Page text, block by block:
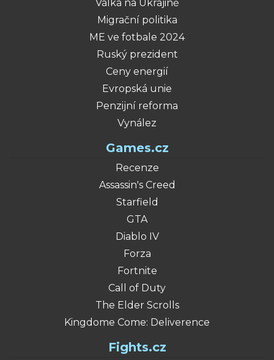
Válka na Ukrajině
Migrační politika
ME ve fotbale 2024
Ruský prezident
Ceny energií
Evropská unie
Penzijní reforma
Vynález
Games.cz
Recenze
Assassin's Creed
Starfield
GTA
Diablo IV
Forza
Fortnite
Call of Duty
The Elder Scrolls
Kingdome Come: Deliverence
Fights.cz